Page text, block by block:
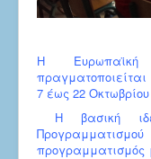
Η Ευρωπαϊκή
7 έως 22 Οκτωβρίου
Η βασική
προγραμματισμός